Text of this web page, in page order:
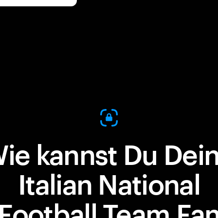
kannst Du
Italian National